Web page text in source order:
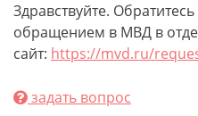
Здравствуйте.
обращением в МВД в
сайт: https://mvd.ru/
задать вопрос